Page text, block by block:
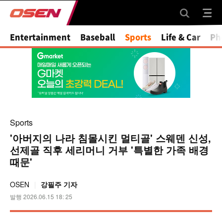
Mute
Entertainment Baseball Sports Life & Car
Sports
'아버지의 나라 침몰시킨 멀티골' 스웨덴 신성,
선제골 직후 세리머니 거부 '특별한 가족 배경
때문'
OSEN 강필주 기자
발행 2026.06.15 18: 25